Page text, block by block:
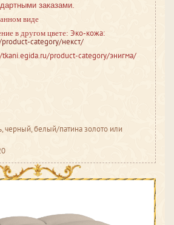
заказами.
виде
в другом цвете: Эко-кожа:
category/некст/
product-category/энигма/
черный, белый/патина золото или